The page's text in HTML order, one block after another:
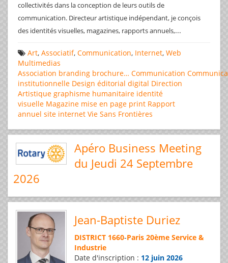
collectivités dans la conception de leurs outils de
communication. Directeur artistique indépendant, je conçois
des identités visuelles, magazines, rapports annuels,...
Art, Associatif, Communication, Internet, Web
Multimedias
Association branding brochure… Communication
institutionnelle Design éditorial digital Direction
Artistique graphisme humanitaire identité
visuelle Magazine mise en page print Rapport
annuel site internet Vie Sans Frontières
Apéro Business Meeting
du Jeudi 24 Septembre
2026
Jean-Baptiste Duriez
DISTRICT 1660-Paris 20ème Service &
Industrie
Date d'inscription : 12 juin 2026